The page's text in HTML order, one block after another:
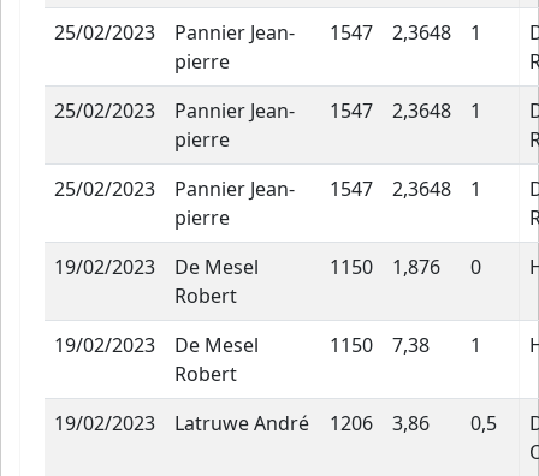
25/02/2023
Pannier Jean-
pierre
1547 2,3648 1
25/02/2023
Pannier Jean-
pierre
1547 2,3648 1
25/02/2023
Pannier Jean-
pierre
1547 2,3648 1
19/02/2023
De Mesel
Robert
1150 1,876 0
19/02/2023
De Mesel
Robert
1150 7,38 1
19/02/2023 Latruwe André 1206 3,86 0,5